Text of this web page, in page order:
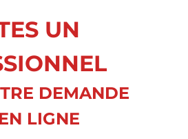
UN
DEMANDE
LIGNE